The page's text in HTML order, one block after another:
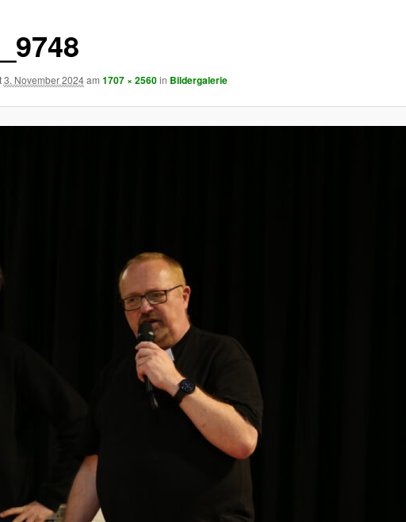
3. November 2024am 1707 × 2560in Bildergalerie